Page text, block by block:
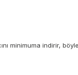
minimuma indirir,